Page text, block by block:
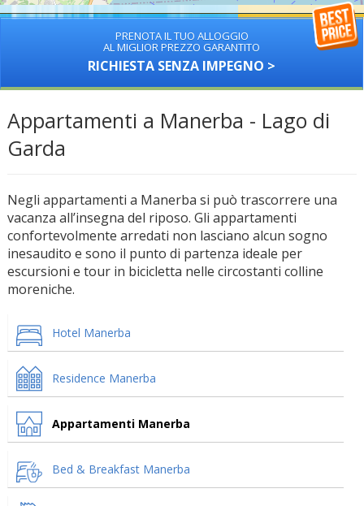
PRENOTA IL TUO ALLOGGIO
AL MIGLIOR PREZZO GARANTITO
RICHIESTA SENZA IMPEGNO >
Appartamenti a Manerba - Lago di
Garda
Negli appartamenti a Manerba si può trascorrere una
vacanza all’insegna del riposo. Gli appartamenti
confortevolmente arredati non lasciano alcun sogno
inesaudito e sono il punto di partenza ideale per
escursioni e tour in bicicletta nelle circostanti colline
moreniche.
Hotel Manerba
Residence Manerba
Appartamenti Manerba
Bed & Breakfast Manerba